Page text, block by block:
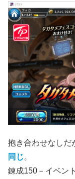
抱き合わせなしだ
同じ。
錬成150－イベン